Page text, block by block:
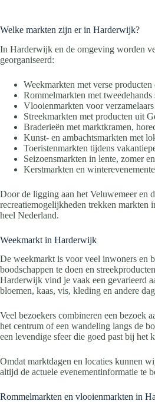
Welke markten zijn er in Harderwijk?
In Harderwijk en de omgeving worden
georganiseerd:
Weekmarkten met verse
Rommelmarkten met tweedehands
Vlooienmarkten voor
Streekmarkten met producten uit
Braderieën met marktkramen,
Kunst- en ambachtsmarkten met
Toeristenmarkten tijdens
Seizoensmarkten in lente, zomer
Kerstmarkten en
Door de ligging aan het Veluwemeer en
recreatiemogelijkheden trekken markten
heel Nederland.
Weekmarkt in Harderwijk
De weekmarkt is voor veel inwoners en
boodschappen te doen en
Harderwijk vind je vaak een gevarieerd
bloemen, kaas, vis, kleding en andere
Veel bezoekers combineren een bezoek
het centrum of een wandeling langs de
een levendige sfeer die goed past bij het
Omdat marktdagen en locaties kunnen
altijd de actuele evenementinformatie te
Rommelmarkten en vlooienmarkten in